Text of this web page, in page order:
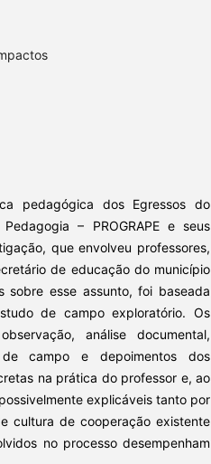
pedagógica dos Egressos do
– PROGRAPE e seus
que envolveu professores,
de educação do município
sobre esse assunto, foi baseada
de campo exploratório. Os
análise documental,
de campo e depoimentos dos
na prática do professor e, ao
explicáveis tanto por
cultura de cooperação existente
no processo desempenham